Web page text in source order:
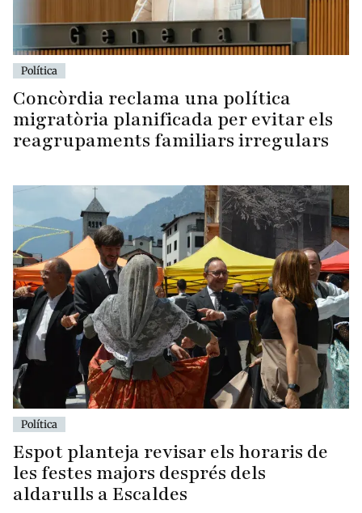
Política
Concòrdia reclama una política
migratòria planificada per evitar els
reagrupaments familiars irregulars
Política
Espot planteja revisar els horaris de
les festes majors després dels
aldarulls a Escaldes